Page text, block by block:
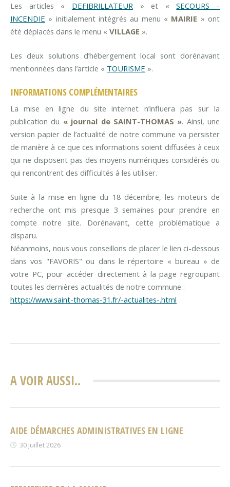
Les articles « DEFIBRILLATEUR» et «SECOURS -
INCENDIE » initialement intégrés au menu « MAIRIE » ont
été déplacés dans le menu « VILLAGE ».
Les deux solutions d’hébergement local sont dorénavant
mentionnées dans l’article « TOURISME ».
INFORMATIONS COMPLÉMENTAIRES
La mise en ligne du site internet n’influera pas sur la
publication du « journal de SAINT-THOMAS ». Ainsi, une
version papier de l’actualité de notre commune va persister
de manière à ce que ces informations soient diffusées à ceux
qui ne disposent pas des moyens numériques considérés ou
qui rencontrent des difficultés à les utiliser.
Suite à la mise en ligne du 18 décembre, les moteurs de
recherche ont mis presque 3 semaines pour prendre en
compte notre site. Dorénavant, cette problématique a
disparu.
Néanmoins, nous vous conseillons de placer le lien ci-dessous
dans vos "FAVORIS" ou dans le répertoire « bureau » de
votre PC, pour accéder directement à la page regroupant
toutes les dernières actualités de notre commune :
https://www.saint-thomas-31.fr/-actualites-.html
A VOIR AUSSI..
AIDE DÉMARCHES ADMINISTRATIVES EN LIGNE
30 juillet 2026